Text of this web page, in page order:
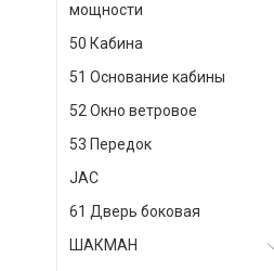
мощности
50 Кабина
51 Основание кабины
52 Окно ветровое
53 Передок
JAC
61 Дверь боковая
ШАКМАН